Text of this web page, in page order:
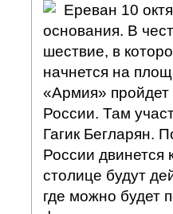
Ереван 10
основания. В
шествие, в
начнется на
«Армия»
России. Там
Гагик Бегларян.
России двинется
столице будут
где можно будет